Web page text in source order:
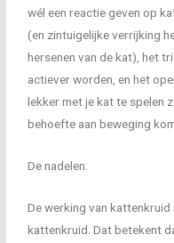
wél een reactie geven op
(en zintuigelijke verrijking
hersenen van de kat), het
actiever worden, en het
lekker met je kat te spelen
behoefte aan beweging
De nadelen:
De werking van
kattenkruid. Dat betekent